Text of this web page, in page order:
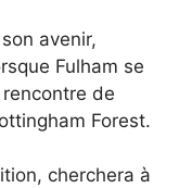
avenir,
Fulham se
de
Forest.
cherchera à